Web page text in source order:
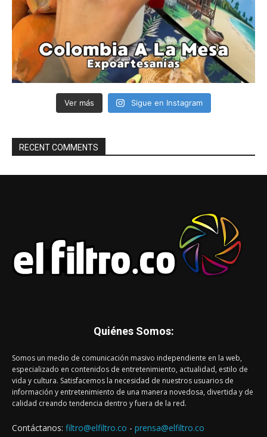
Ver más Sigue en Instagram
RECENT COMMENTS
Quiénes Somos:
Somos un medio de comunicación masivo independiente en la web,
especializado en contenidos de entretenimiento, actualidad, estilo de
vida y cultura. Satisfacemos la necesidad de nuestros usuarios de
información y entretenimiento de una manera novedosa, divertida y de
calidad creando tendencia dentro y fuera de la red.
Contáctanos: filtro@elfiltro.co - prensa@elfiltro.co